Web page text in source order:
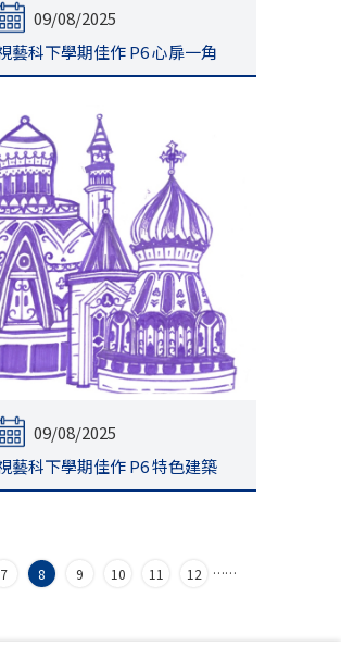
09/08/2025
藝科下學期佳作 P6 心扉一角
09/08/2025
藝科下學期佳作 P6 特色建築
…
7 8 9 10 11 12 …